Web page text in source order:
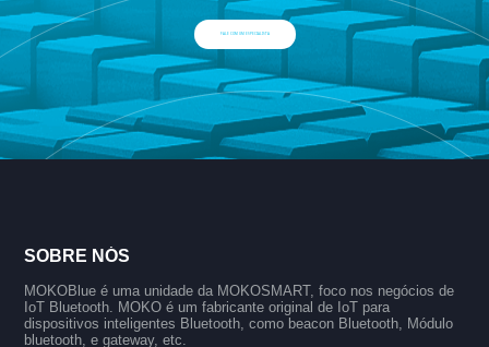
FALE COM UM ESPECIALISTA
SOBRE NÓS
MOKOBlue é uma unidade da MOKOSMART, foco nos negócios de
IoT Bluetooth. MOKO é um fabricante original de IoT para
dispositivos inteligentes Bluetooth, como beacon Bluetooth, Módulo
bluetooth, e gateway, etc.